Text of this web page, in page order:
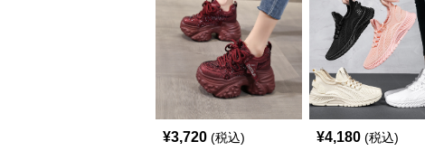
¥3,720 (税込) ¥4,180 (税込)